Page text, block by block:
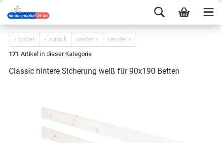
« Erster « zurück weiter »
Letzter »
171 Artikel in dieser Kategorie
Classic hintere Sicherung weiß für 90x190 Betten